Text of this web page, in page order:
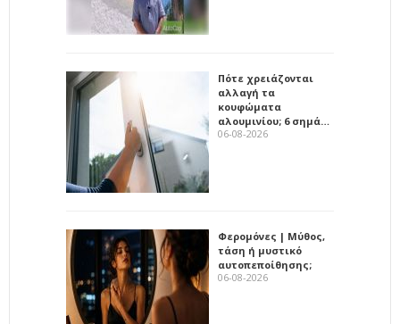
Πότε χρειάζονται
αλλαγή τα
κουφώματα
αλουμινίου; 6 σημά…
06-08-2026
Φερομόνες | Μύθος,
τάση ή μυστικό
αυτοπεποίθησης;
06-08-2026